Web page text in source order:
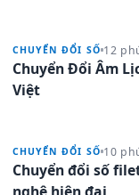
CHUYỂN ĐỔI SỐ 12
Chuyển Đổi Âm
Việt
CHUYỂN ĐỔI SỐ 10
Chuyển đổi số